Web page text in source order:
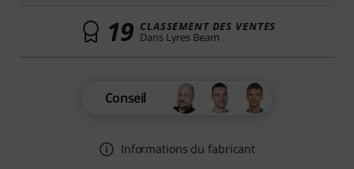
19 CLASSEMENT DES VENTES
Dans Lyres Beam
Conseil
Informations du fabricant